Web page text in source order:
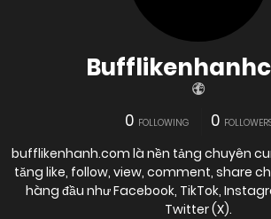
0 FOLLOWING 0
bufflikenhanh.com là nền tảng chuyên
tăng like, follow, view, comment, share
hàng đầu như Facebook, TikTok,
Twitter (X).